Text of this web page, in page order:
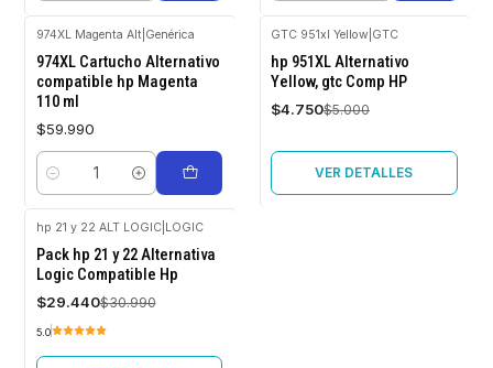
974XL Magenta Alt| Genérica
974XL Cartucho Alternativo
compatible hp Magenta
110 ml
$59.990
Cantidad
-5%
OFF
GTC 951xl Yellow GTC
hp 951XL Alternativo
Yellow, gtc Comp HP
$4.750$5.000
VER DETALLES
-5%
OFF
hp 21 y 22 ALT LOGIC| LOGIC
Pack hp 21 y 22 Alternativa
Logic Compatible Hp
$29.440$30.990
5.0